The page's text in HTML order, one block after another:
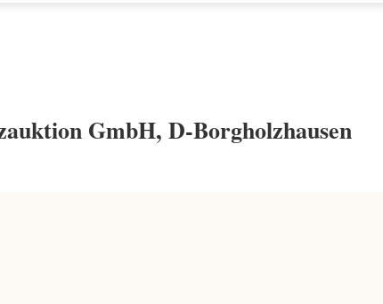
GmbH, D-Borgholzhausen